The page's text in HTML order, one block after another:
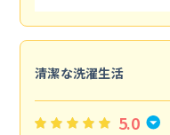
清潔な洗濯生活
5.0